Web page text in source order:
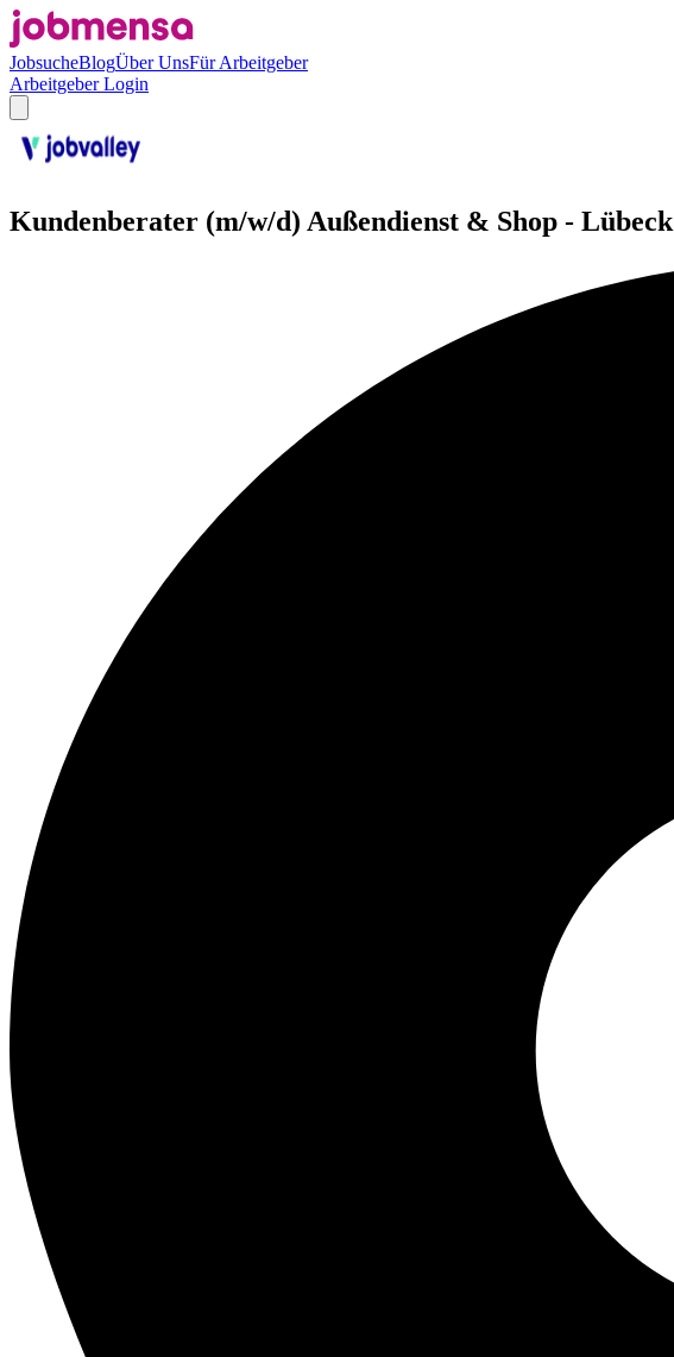
JobsucheBlogÜber UnsFür Arbeitgeber
Arbeitgeber Login
Kundenberater (m/w/d) Außendienst & Shop - Lübeck